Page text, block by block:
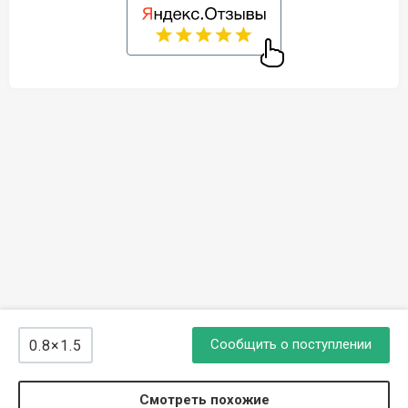
0.8×1.5 Сообщить о поступлении
Смотреть похожие